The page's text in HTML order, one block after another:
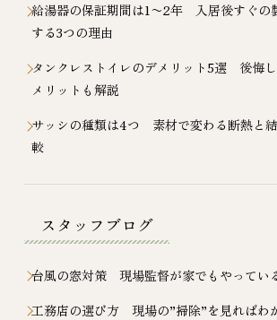
給湯器の保証期間は1〜2年 入居後すぐの
する3つの理由
タンクレストイレのデメリット5選 後悔
メリットも解説
サッシの種類は4つ 素材で変わる断熱と
較
スタッフブログ
台風の窓対策 現場監督が家でもやってい
工務店の選び方 現場の”掃除”を見ればわ